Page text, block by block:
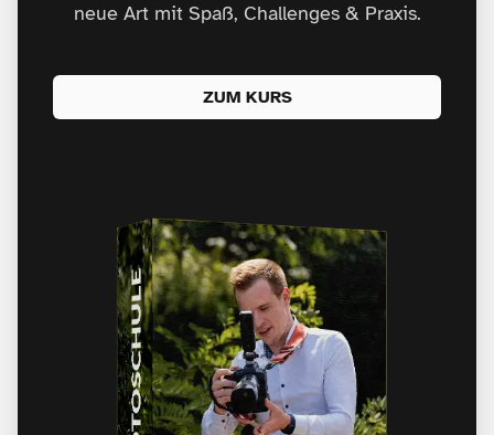
neue Art mit Spaß, Challenges & Praxis.
ZUM KURS